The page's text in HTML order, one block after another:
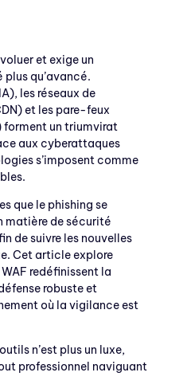
et exige un
qu’avancé.
les réseaux de
et les pare-feux
forment un triumvirat
aux cyberattaques
s’imposent comme
que le phishing se
matière de sécurité
de suivre les nouvelles
Cet article explore
redéfinissent la
robuste et
où la vigilance est
n’est plus un luxe,
professionnel naviguant